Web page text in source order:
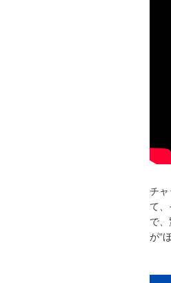
チャ
て
で
が“